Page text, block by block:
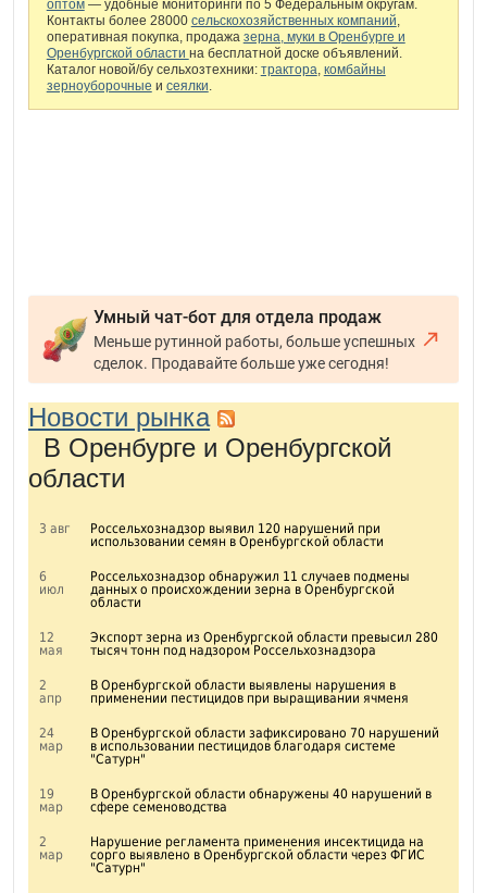
оптом— удобные мониторинги по 5 Федеральным округам.
Контакты более 28000 сельскохозяйственных компаний,
оперативная покупка, продажа зерна, муки в Оренбурге и
Оренбургской области на бесплатной доске объявлений.
Каталог новой/бу сельхозтехники: трактора, комбайны
зерноуборочные и сеялки.
Умный чат-бот для отдела продаж
Меньше рутинной работы, больше успешных
сделок. Продавайте больше уже сегодня!
Новости рынка
В Оренбурге и Оренбургской
области
3 авг
Россельхознадзор выявил 120 нарушений при
использовании семян в Оренбургской области
6
июл
Россельхознадзор обнаружил 11 случаев подмены
данных о происхождении зерна в Оренбургской
области
12
мая
Экспорт зерна из Оренбургской области превысил 280
тысяч тонн под надзором Россельхознадзора
2
апр
В Оренбургской области выявлены нарушения в
применении пестицидов при выращивании ячменя
24
мар
В Оренбургской области зафиксировано 70 нарушений
в использовании пестицидов благодаря системе
"Сатурн"
19
мар
В Оренбургской области обнаружены 40 нарушений в
сфере семеноводства
2
мар
Нарушение регламента применения инсектицида на
сорго выявлено в Оренбургской области через ФГИС
"Сатурн"